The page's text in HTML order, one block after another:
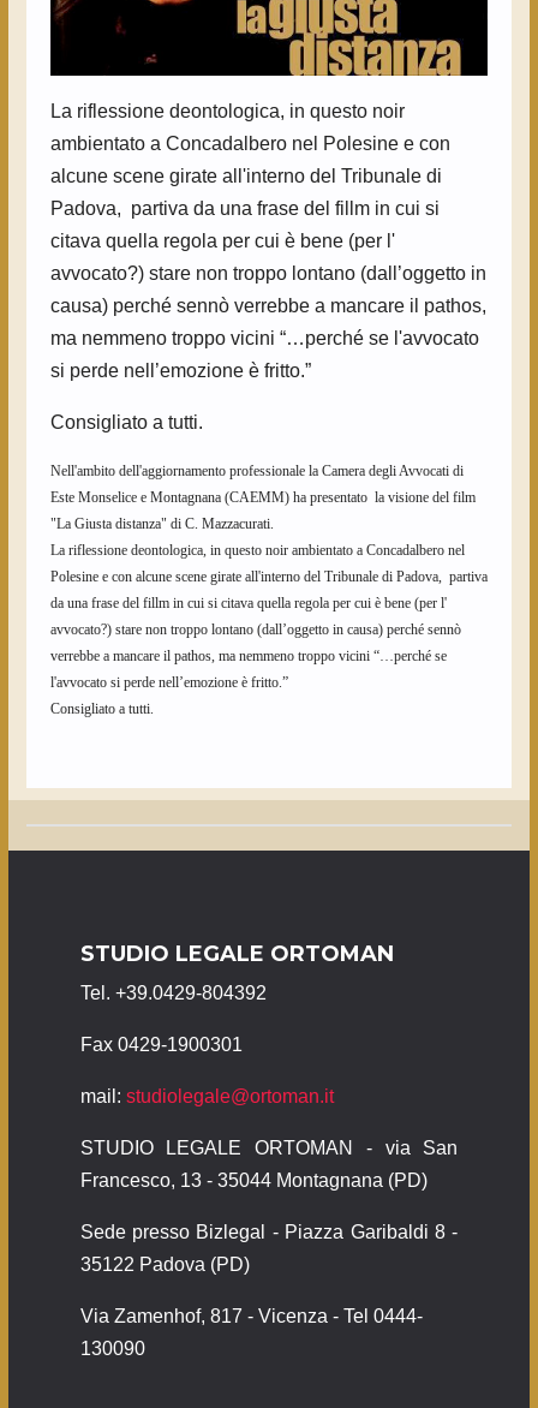
La riflessione deontologica, in questo noir
ambientato a Concadalbero nel Polesine e con
alcune scene girate all'interno del Tribunale di
Padova, partiva da una frase del fillm in cui si
citava quella regola per cui è bene (per l'
avvocato?) stare non troppo lontano (dall’oggetto in
causa) perché sennò verrebbe a mancare il pathos,
ma nemmeno troppo vicini “…perché se l'avvocato
si perde nell’emozione è fritto.”
Consigliato a tutti.
Nell'ambito dell'aggiornamento professionale la Camera degli Avvocati di
Este Monselice e Montagnana (CAEMM) ha presentato la visione del film
"La Giusta distanza" di C. Mazzacurati.
La riflessione deontologica, in questo noir ambientato a Concadalbero nel
Polesine e con alcune scene girate all'interno del Tribunale di Padova, partiva
da una frase del fillm in cui si citava quella regola per cui è bene (per l'
avvocato?) stare non troppo lontano (dall’oggetto in causa) perché sennò
verrebbe a mancare il pathos, ma nemmeno troppo vicini “…perché se
l'avvocato si perde nell’emozione è fritto.”
Consigliato a tutti.
STUDIO LEGALE ORTOMAN
Tel. +39.0429-804392
Fax 0429-1900301
mail: studiolegale@ortoman.it
STUDIO LEGALE ORTOMAN - via San
Francesco, 13 - 35044 Montagnana (PD)
Sede presso Bizlegal - Piazza Garibaldi 8 -
35122 Padova (PD)
Via Zamenhof, 817 - Vicenza - Tel 0444-
130090